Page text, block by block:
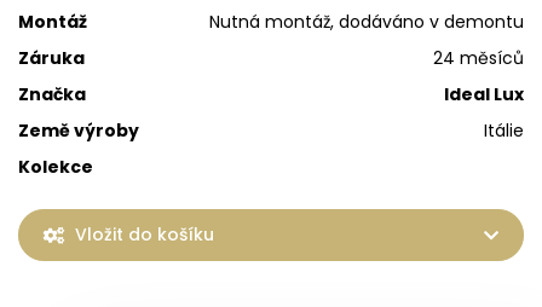
Montáž
Nutná montáž, dodáváno v demontu
Záruka
24 měsíců
Značka
Ideal Lux
Země výroby
Itálie
Kolekce
Vložit do košíku